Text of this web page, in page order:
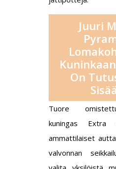
Juuri
On
Tuore
kuningas Extra
ammattilaiset
valvonnan